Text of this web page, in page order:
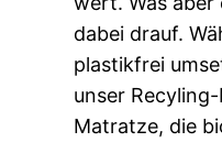
dabei drauf.
plastikfrei
unser
Matratze, die